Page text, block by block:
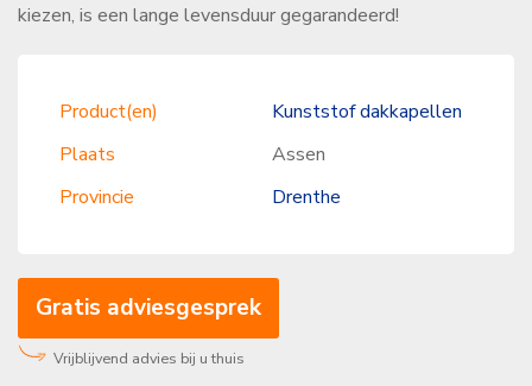
kiezen, is een lange levensduur gegarandeerd!
Product(en)
Kunststof dakkapellen
Plaats
Assen
Provincie
Drenthe
Gratis adviesgesprek
Vrijblijvend advies bij u thuis